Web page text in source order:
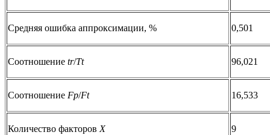
Средняя ошибка аппроксимации, % 0,501
Соотношение tr/Tt 96,021
Соотношение Fp/Ft 16,533
Количество факторов Х 9